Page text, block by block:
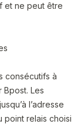
et ne peut être
consécutifs à
Les
l’adresse
point relais choisi